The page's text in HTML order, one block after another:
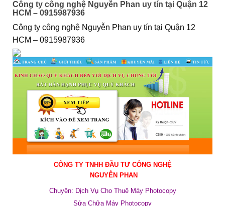
Công ty công nghệ Nguyễn Phan uy tín tại Quận 12
HCM – 0915987936
Công ty công nghệ Nguyễn Phan uy tín tại Quận 12
HCM – 0915987936
CÔNG TY TNHH ĐẦU TƯ CÔNG NGHỆ
NGUYỄN PHAN
Chuyên: Dịch Vụ Cho Thuê Máy Photocopy
Sửa Chữa Máy Photocopy